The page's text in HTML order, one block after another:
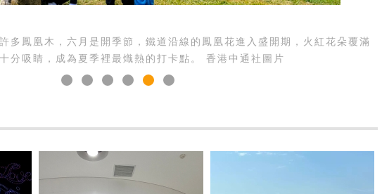
鳳凰木，六月是開季節，鐵道沿線的鳳凰花進入盛開期，火紅花朵覆滿
分吸睛，成為夏季裡最熾熱的打卡點。 香港中通社圖片